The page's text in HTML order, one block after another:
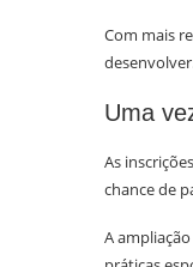
Com mais
Uma
As
chance de
A